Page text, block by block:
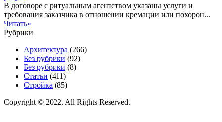
В договоре с ритуальным агентством указаны услуги и
требования заказчика в отношении кремации или похорон...
Читать»
Рубрики
Архитектура (266)
Без рубрики (92)
Без рубрики (8)
Статьи (411)
Стройка (85)
Copyright © 2022. All Rights Reserved.